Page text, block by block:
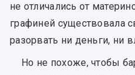
не отличались от
графиней существовала
разорвать ни деньги, ни
Но не похоже, чтобы